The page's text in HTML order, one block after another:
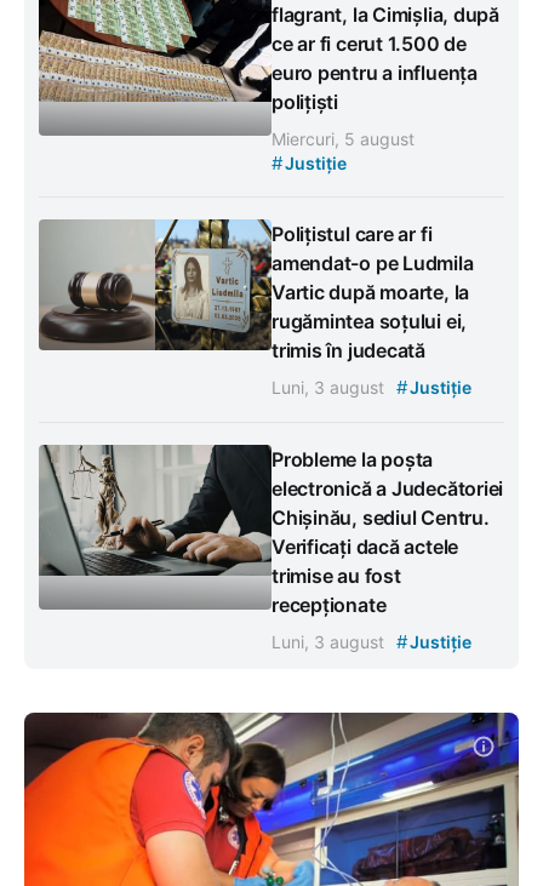
flagrant, la Cimișlia, după
ce ar fi cerut 1.500 de
euro pentru a influența
polițiști
Miercuri, 5 august
#Justiție
Polițistul care ar fi
amendat-o pe Ludmila
Vartic după moarte, la
rugămintea soțului ei,
trimis în judecată
Luni, 3 august #Justiție
Probleme la poșta
electronică a Judecătoriei
Chișinău, sediul Centru.
Verificați dacă actele
trimise au fost
recepționate
Luni, 3 august #Justiție